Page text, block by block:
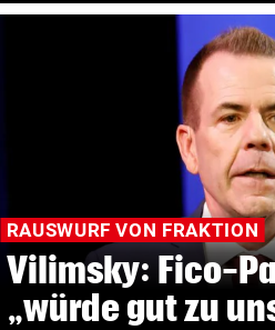
RAUSWURF VON FRAKTION
Vilimsky: Fico-
„würde gut zu